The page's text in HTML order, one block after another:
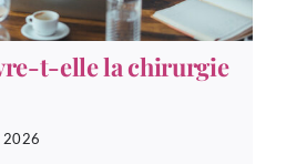
t-elle la chirurgie
2026